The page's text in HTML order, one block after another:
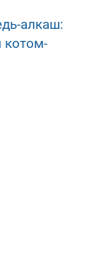
алкаш:
котом-